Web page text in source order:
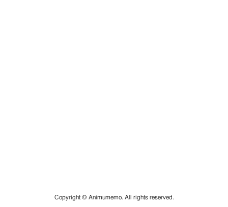
Copyright © Animumemo. All rights reserved.